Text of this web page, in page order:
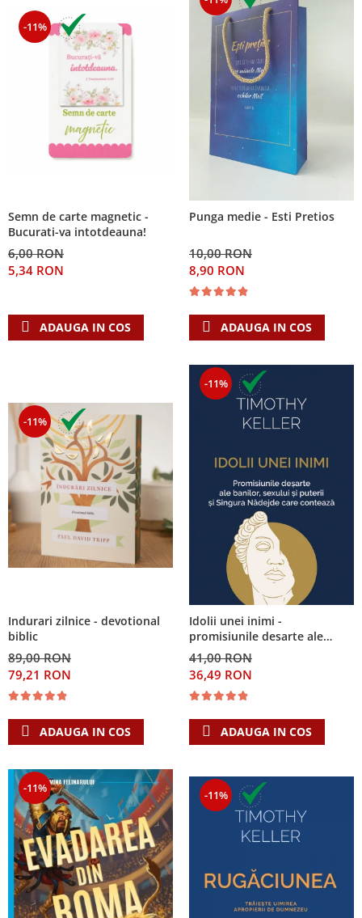
-11%
Semn de carte magnetic -
Bucurati-va intotdeauna!
6,00 RON
5,34 RON
ADAUGA IN COS
Punga medie - Esti Pretios
10,00 RON
8,90 RON
ADAUGA IN COS
-11%
Indurari zilnice - devotional
biblic
89,00 RON
79,21 RON
ADAUGA IN COS
-11%
Idolii unei inimi -
promisiunile desarte ale
banilor, sexului si puterii si
Singura Nadejde care
conteaza
41,00 RON
36,49 RON
ADAUGA IN COS
-11% -11%